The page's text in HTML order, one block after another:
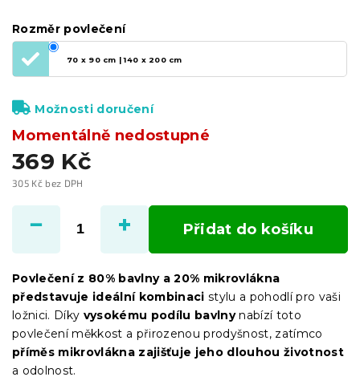
369 Kč
305 Kč bez DPH
cena:
Momentálně nedostupné
Rozměr povlečení
70 x 90 cm | 140 x 200 cm
Možnosti doručení
Přidat do košíku
Povlečení z 80% bavlny a 20% mikrovlákna
představuje ideální kombinaci stylu a pohodlí pro vaši
ložnici. Díky vysokému podílu bavlnynabízí toto
povlečení měkkost a přirozenou prodyšnost, zatímco
příměs mikrovlákna zajišťuje jeho dlouhou životnost
a odolnost.